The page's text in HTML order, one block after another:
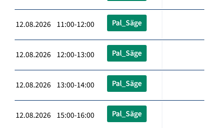
12.08.2026 11:00-12:00 Pal_Säge
12.08.2026 12:00-13:00 Pal_Säge
12.08.2026 13:00-14:00 Pal_Säge
12.08.2026 15:00-16:00 Pal_Säge